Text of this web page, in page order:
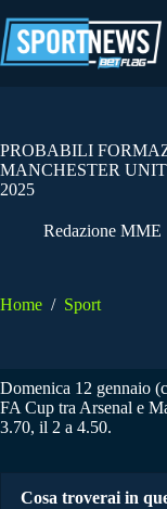
al
contenuto
PROBABILI
MANCHESTER
2025
Redazione MME
Home / Sport
Domenica 12 gennaio
FA Cup tra Arsenal e
3.70, il 2 a 4.50.
Cosa troverai in